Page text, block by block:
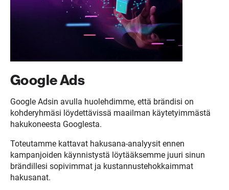
Google Ads
Google Adsin avulla huolehdimme, että brändisi on
kohderyhmäsi löydettävissä maailman käytetyimmästä
hakukoneesta Googlesta.
Toteutamme kattavat hakusana-analyysit ennen
kampanjoiden käynnistystä löytääksemme juuri sinun
brändillesi sopivimmat ja kustannustehokkaimmat
hakusanat.